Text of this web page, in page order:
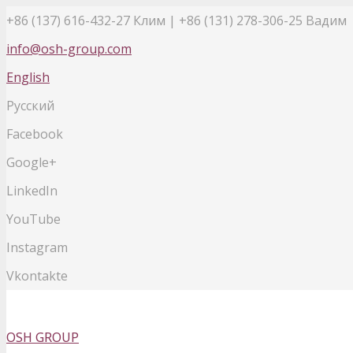
+86 (137) 616-432-27 Клим | +86 (131) 278-306-25 Вадим
info@osh-group.com
English
Русский
Facebook
Google+
LinkedIn
YouTube
Instagram
Vkontakte
OSH GROUP